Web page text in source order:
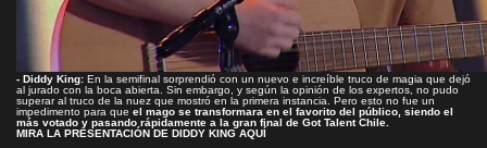
- Diddy King: En la semifinal sorprendió con un nuevo e increíble truco de magia que dejó
al jurado con la boca abierta. Sin embargo, y según la opinión de los expertos, no pudo
superar al truco de la nuez que mostró en la primera instancia. Pero esto no fue un
impedimento para que el mago se transformara en el favorito del público, siendo el
más votado y pasando rápidamente a la gran final de Got Talent Chile.
MIRA LA PRESENTACIÓN DE DIDDY KING AQUÍ